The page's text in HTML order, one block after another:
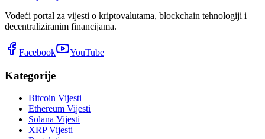
Vodeći portal za vijesti o kriptovalutama, blockchain tehnologiji i
decentraliziranim financijama.
Facebook YouTube
Kategorije
Bitcoin Vijesti
Ethereum Vijesti
Solana Vijesti
XRP Vijesti